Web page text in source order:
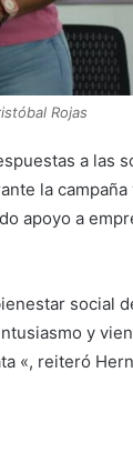
Rojas
a las
la
apoyo a
social
y
«, reiteró